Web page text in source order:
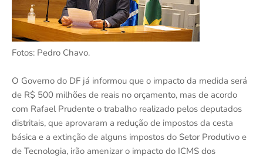
Fotos: Pedro Chavo.
O Governo do DF já informou que o impacto da medida será
de R$ 500 milhões de reais no orçamento, mas de acordo
com Rafael Prudente o trabalho realizado pelos deputados
distritais, que aprovaram a redução de impostos da cesta
básica e a extinção de alguns impostos do Setor Produtivo e
de Tecnologia, irão amenizar o impacto do ICMS dos